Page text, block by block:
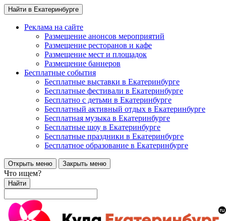
Найти в Екатеринбурге
Реклама на сайте
Размещение анонсов мероприятий
Размещение ресторанов и кафе
Размещение мест и площадок
Размещение баннеров
Бесплатные события
Бесплатные выставки в Екатеринбурге
Бесплатные фестивали в Екатеринбурге
Бесплатно с детьми в Екатеринбурге
Бесплатный активный отдых в Екатеринбурге
Бесплатная музыка в Екатеринбурге
Бесплатные шоу в Екатеринбурге
Бесплатные праздники в Екатеринбурге
Бесплатное образование в Екатеринбурге
Открыть меню Закрыть меню
Что ищем?
Найти